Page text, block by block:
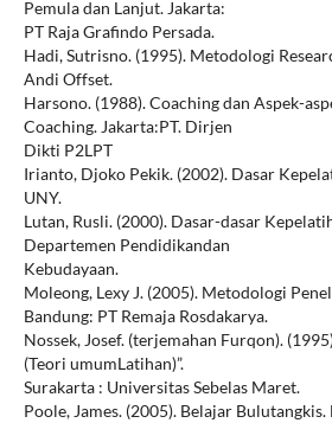
Pemula dan Lanjut. Jakarta:
PT Raja Grafindo Persada.
Hadi, Sutrisno. (1995). Metodologi
Andi Offset.
Harsono. (1988). Coaching dan Aspek-
Coaching. Jakarta:PT. Dirjen
Dikti P2LPT
Irianto, Djoko Pekik. (2002). Dasar
UNY.
Lutan, Rusli. (2000). Dasar-dasar
Departemen Pendidikandan
Kebudayaan.
Moleong, Lexy J. (2005). Metodologi
Bandung: PT Remaja Rosdakarya.
Nossek, Josef. (terjemahan Furqon).
(Teori umumLatihan)”.
Surakarta : Universitas Sebelas Maret.
Poole, James. (2005). Belajar